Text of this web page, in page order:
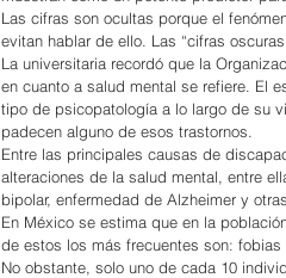
Las cifras son ocultas porque el
evitan hablar de ello. Las “cifras
La universitaria recordó que la
en cuanto a salud mental se refiere. El
tipo de psicopatología a lo largo de su
padecen alguno de esos trastornos.
Entre las principales causas de
alteraciones de la salud mental, entre
bipolar, enfermedad de Alzheimer y
En México se estima que en la
de estos los más frecuentes son:
No obstante, solo uno de cada 10